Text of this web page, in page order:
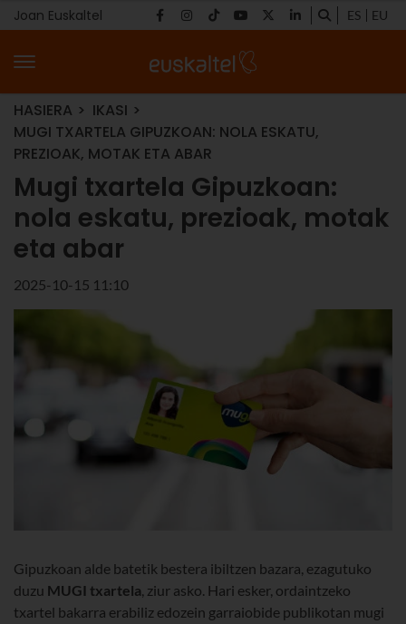
Joan Euskaltel ES EU
HASIERA
IKASI
MUGI TXARTELA GIPUZKOAN: NOLA ESKATU,
PREZIOAK, MOTAK ETA ABAR
Mugi txartela Gipuzkoan:
nola eskatu, prezioak, motak
eta abar
2025-10-15 11:10
Gipuzkoan alde batetik bestera ibiltzen bazara, ezagutuko
duzu MUGI txartela, ziur asko. Hari esker, ordaintzeko
txartel bakarra erabiliz edozein garraiobide publikotan mugi